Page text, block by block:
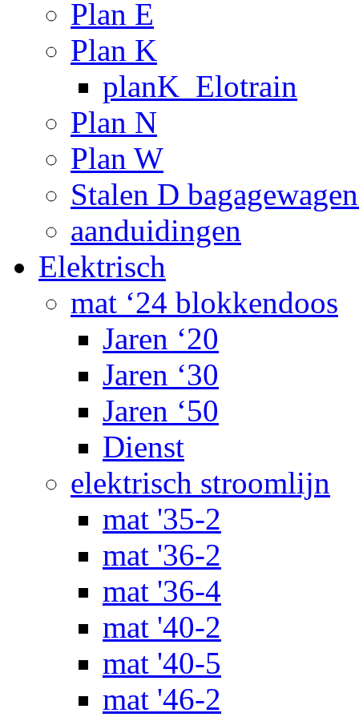
Plan E
Plan K
planK_Elotrain
Plan N
Plan W
Stalen D
aanduidingen
Elektrisch
mat ‘24 blokkendoos
Jaren ‘20
Jaren ‘30
Jaren ‘50
Dienst
elektrisch stroomlijn
mat '35-2
mat '36-2
mat '36-4
mat '40-2
mat '40-5
mat '46-2